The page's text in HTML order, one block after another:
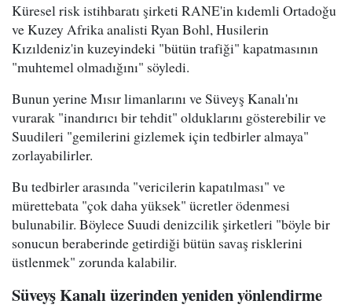
Küresel risk istihbaratı şirketi RANE'in kıdemli Ortadoğu
ve Kuzey Afrika analisti Ryan Bohl, Husilerin
Kızıldeniz'in kuzeyindeki "bütün trafiği" kapatmasının
"muhtemel olmadığını" söyledi.
Bunun yerine Mısır limanlarını ve Süveyş Kanalı'nı
vurarak "inandırıcı bir tehdit" olduklarını gösterebilir ve
Suudileri "gemilerini gizlemek için tedbirler almaya"
zorlayabilirler.
Bu tedbirler arasında "vericilerin kapatılması" ve
mürettebata "çok daha yüksek" ücretler ödenmesi
bulunabilir. Böylece Suudi denizcilik şirketleri "böyle bir
sonucun beraberinde getirdiği bütün savaş risklerini
üstlenmek" zorunda kalabilir.
Süveyş Kanalı üzerinden yeniden yönlendirme